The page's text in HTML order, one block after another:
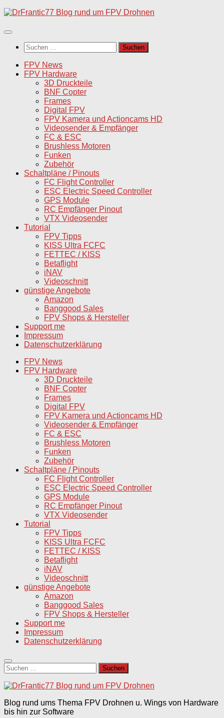
Unter
Inhalt
Suchen
nach:
FPV News
FPV Hardware
3D Druckteile
BNF Copter
Frames
Digital FPV
FPV Kamera und Actioncams HD
Videosender & Empfänger
FC & ESC
Brushless Motoren
Funken
Zubehör
Schaltpläne / Pinouts
FC Flight Controller
ESC Electric Speed Controller
GPS Module
RC Empfänger Pinout
VTX Videosender
Tutorial
FPV Tipps
KISS Ultra FCFC
FETTEC / KISS
Betaflight
iNAV
Videoschnitt
günstige Angebote
Amazon
Banggood Sales
FPV Shops & Hersteller
Support me
Impressum
Datenschutzerklärung
FPV News
FPV Hardware
3D Druckteile
BNF Copter
Frames
Digital FPV
FPV Kamera und Actioncams HD
Videosender & Empfänger
FC & ESC
Brushless Motoren
Funken
Zubehör
Schaltpläne / Pinouts
FC Flight Controller
ESC Electric Speed Controller
GPS Module
RC Empfänger Pinout
VTX Videosender
Tutorial
FPV Tipps
KISS Ultra FCFC
FETTEC / KISS
Betaflight
iNAV
Videoschnitt
günstige Angebote
Amazon
Banggood Sales
FPV Shops & Hersteller
Support me
Impressum
Datenschutzerklärung
Suchen
nach:
Blog rund ums Thema FPV Drohnen u. Wings von Hardware
bis hin zur Software